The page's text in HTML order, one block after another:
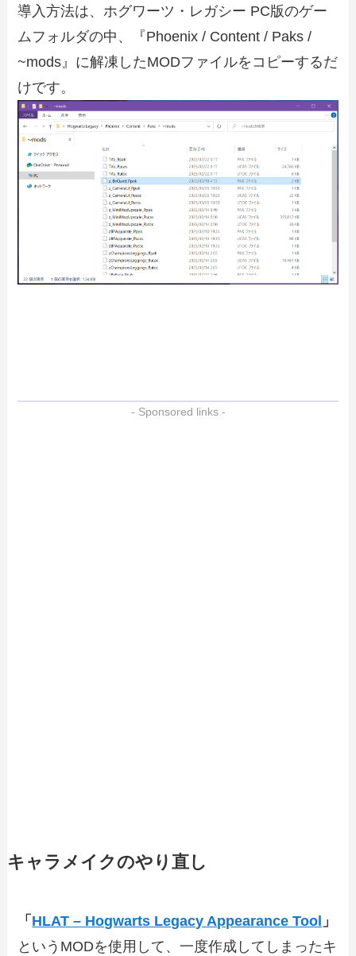
導入方法は、ホグワーツ・レガシー PC版のゲー
ムフォルダの中、『Phoenix / Content / Paks /
~mods』に解凍したMODファイルをコピーするだ
けです。
- Sponsored links -
キャラメイクのやり直し
「 HLAT – Hogwarts Legacy Appearance Tool 」
というMODを使用して、一度作成してしまったキ